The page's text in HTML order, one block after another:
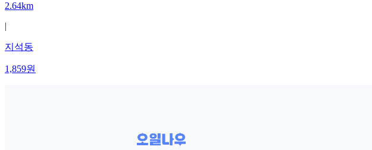
2.64km
|
지석동
1,859원